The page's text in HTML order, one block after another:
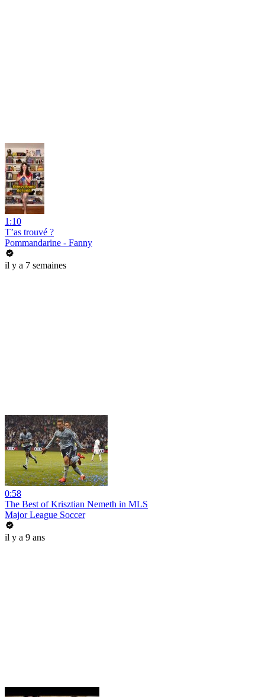
1:10
T’as trouvé ?
Pommandarine - Fanny
il y a 7 semaines
0:58
The Best of Krisztian Nemeth in MLS
Major League Soccer
il y a 9 ans